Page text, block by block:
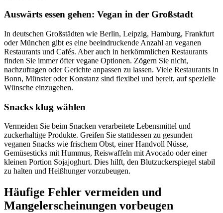
Auswärts essen gehen: Vegan in der Großstadt
In deutschen Großstädten wie Berlin, Leipzig, Hamburg, Frankfurt
oder München gibt es eine beeindruckende Anzahl an veganen
Restaurants und Cafés. Aber auch in herkömmlichen Restaurants
finden Sie immer öfter vegane Optionen. Zögern Sie nicht,
nachzufragen oder Gerichte anpassen zu lassen. Viele Restaurants in
Bonn, Münster oder Konstanz sind flexibel und bereit, auf spezielle
Wünsche einzugehen.
Snacks klug wählen
Vermeiden Sie beim Snacken verarbeitete Lebensmittel und
zuckerhaltige Produkte. Greifen Sie stattdessen zu gesunden
veganen Snacks wie frischem Obst, einer Handvoll Nüsse,
Gemüsesticks mit Hummus, Reiswaffeln mit Avocado oder einer
kleinen Portion Sojajoghurt. Dies hilft, den Blutzuckerspiegel stabil
zu halten und Heißhunger vorzubeugen.
Häufige Fehler vermeiden und
Mangelerscheinungen vorbeugen